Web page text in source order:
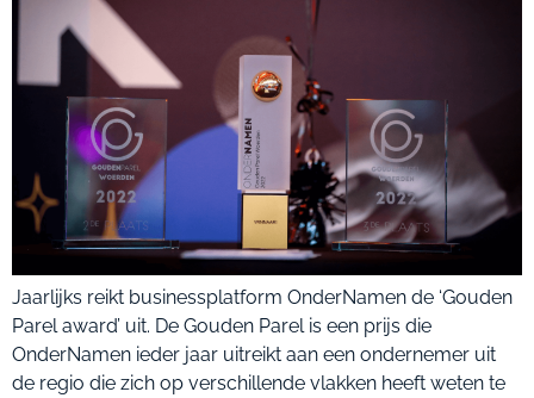
Jaarlijks reikt businessplatform OnderNamen de ‘Gouden
Parel award’ uit. De Gouden Parel is een prijs die
OnderNamen ieder jaar uitreikt aan een ondernemer uit
de regio die zich op verschillende vlakken heeft weten te